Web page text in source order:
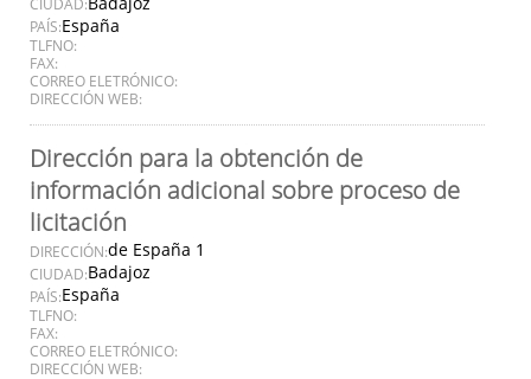
CIUDAD:
PAÍS:España
TLFNO:
FAX:
CORREO ELETRÓNICO:
DIRECCIÓN WEB:
Dirección para la obtención de
información adicional sobre proceso de
licitación
DIRECCIÓN:de España 1
CIUDAD:Badajoz
PAÍS:España
TLFNO:
FAX:
CORREO ELETRÓNICO:
DIRECCIÓN WEB: